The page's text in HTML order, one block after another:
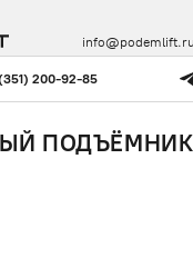
200-92-85
info@podemlift.ru
ПОДЪЁМНИК